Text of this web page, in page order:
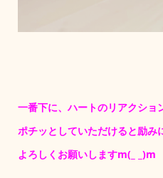
一番下に、ハートのリアクショ
ポチッとしていただけると励み
よろしくお願いしますm(_ _)m